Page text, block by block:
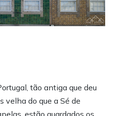
tão antiga que deu
velha do que a Sé de
estão guardados os